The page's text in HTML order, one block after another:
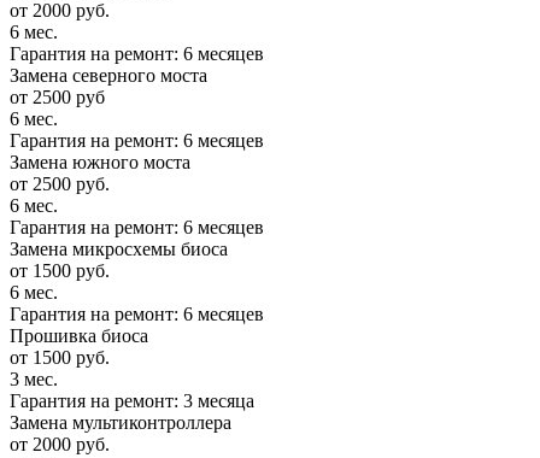
от 2000 руб.
6 мес.
Гарантия на ремонт: 6 месяцев
Замена северного моста
от 2500 руб
6 мес.
Гарантия на ремонт: 6 месяцев
Замена южного моста
от 2500 руб.
6 мес.
Гарантия на ремонт: 6 месяцев
Замена микросхемы биоса
от 1500 руб.
6 мес.
Гарантия на ремонт: 6 месяцев
Прошивка биоса
от 1500 руб.
3 мес.
Гарантия на ремонт: 3 месяца
Замена мультиконтроллера
от 2000 руб.